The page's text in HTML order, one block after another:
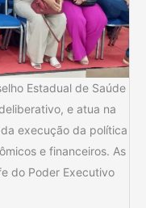
Estadual de Saúde
e atua na
execução da política
e financeiros. As
do Poder Executivo